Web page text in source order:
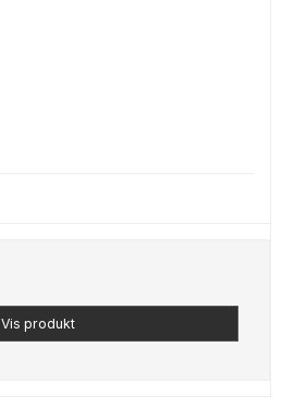
Vis produkt